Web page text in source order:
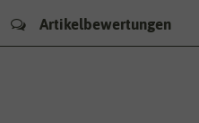
Artikelbewertungen